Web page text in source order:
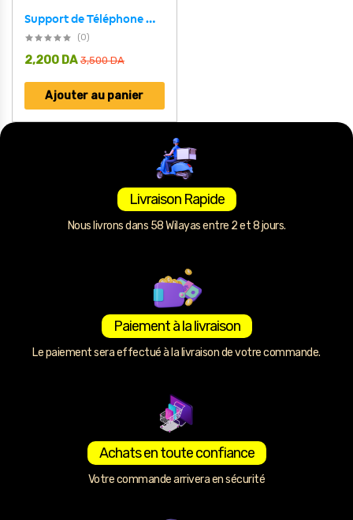
Support de Téléphone Magnétique Pliable pour Voiture – حامل هاتف مغناطيسي قابل للطي للسيارة
(0)
3,500DA
2,200 DA
Ajouter au panier
Livraison Rapide
Nous livrons dans 58 Wilayas entre 2 et 8 jours.
Paiement à la livraison
Le paiement sera effectué à la livraison de votre commande.
Achats en toute confiance
Votre commande arrivera en sécurité